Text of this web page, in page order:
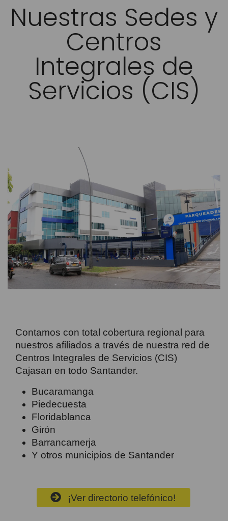
Nuestras Sedes y
Centros
Integrales de
Servicios (CIS)
Contamos con total cobertura regional para
nuestros afiliados a través de nuestra red de
Centros Integrales de Servicios (CIS)
Cajasan en todo Santander.
Bucaramanga
Piedecuesta
Floridablanca
Girón
Barrancamerja
Y otros municipios de Santander
¡Ver directorio telefónico!